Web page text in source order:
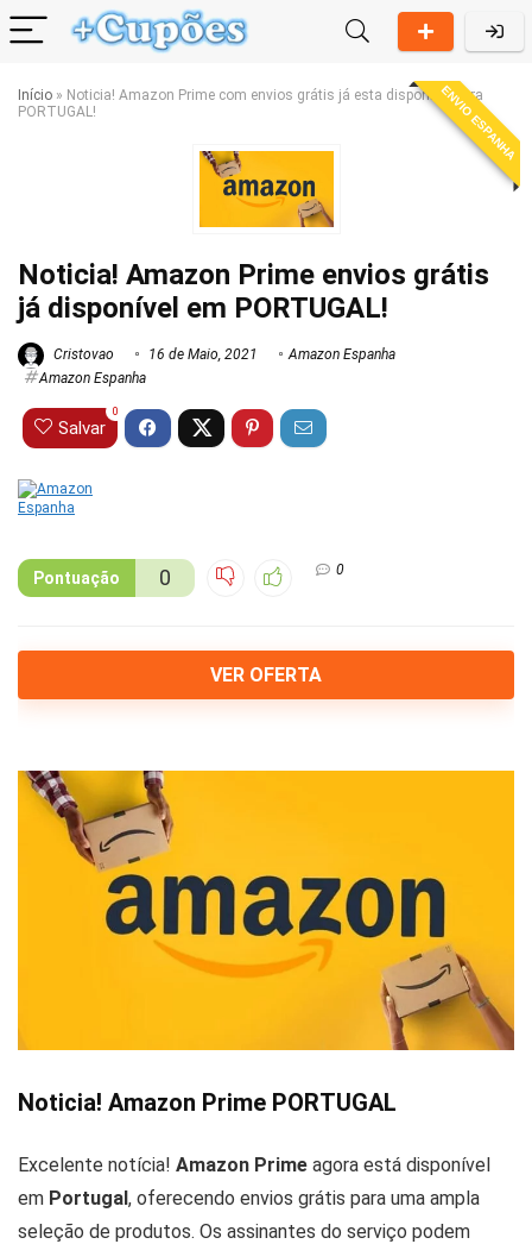
Início » Noticia! Amazon Prime com envios grátis já esta disponível para
PORTUGAL!
ENVIO ESPANHA
Noticia! Amazon Prime envios grátis
já disponível em PORTUGAL!
Cristovao 16 de Maio, 2021
Amazon Espanha
Amazon Espanha
Salvar
0
Pontuação 0 0
VER OFERTA
Noticia! Amazon Prime PORTUGAL
Excelente notícia! Amazon Prime agora está disponível
em Portugal, oferecendo envios grátis para uma ampla
seleção de produtos. Os assinantes do serviço podem